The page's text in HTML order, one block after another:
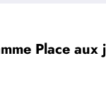
Place